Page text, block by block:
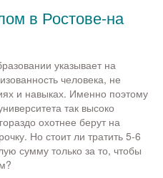
в Ростове-на
указывает на
человека, не
и навыках. Именно поэтому
так высоко
охотнее берут на
Но стоит ли тратить 5-6
сумму только за то, чтобы